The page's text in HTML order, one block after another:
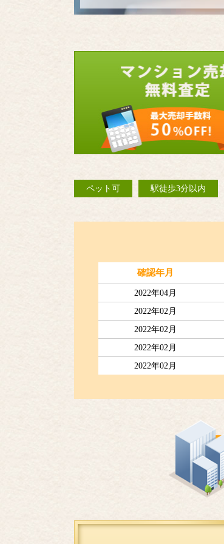
ペット可 駅徒歩3分以内
確認年月
2022年04月
2022年02月
2022年02月
2022年02月
2022年02月